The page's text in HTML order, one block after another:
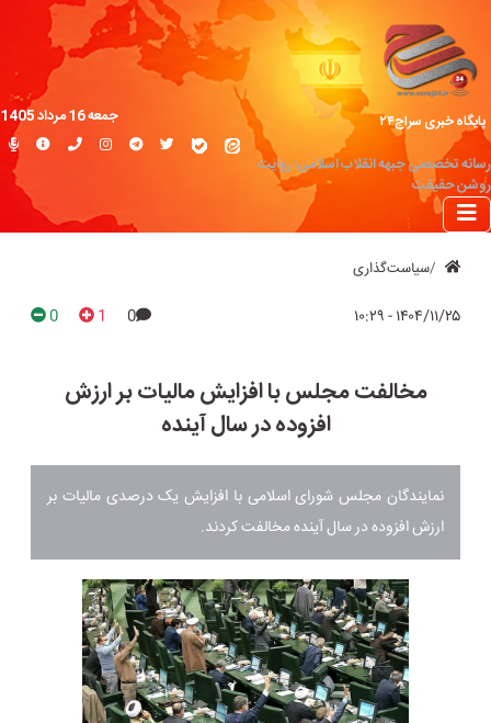
پایگاه خبری سراج۲۴
رسانه تخصصی جبهه انقلاب اسلامی؛ روایت
روشن حقیقت
جمعه 16 مرداد 1405
سیاست‌گذاری
۱۴۰۴/۱۱/۲۵ - ۱۰:۲۹ 0
1
0
مخالفت مجلس با افزایش مالیات بر ارزش
افزوده در سال آینده
نمایندگان مجلس شورای اسلامی با افزایش یک درصدی مالیات بر
ارزش افزوده در سال آینده مخالفت کردند.